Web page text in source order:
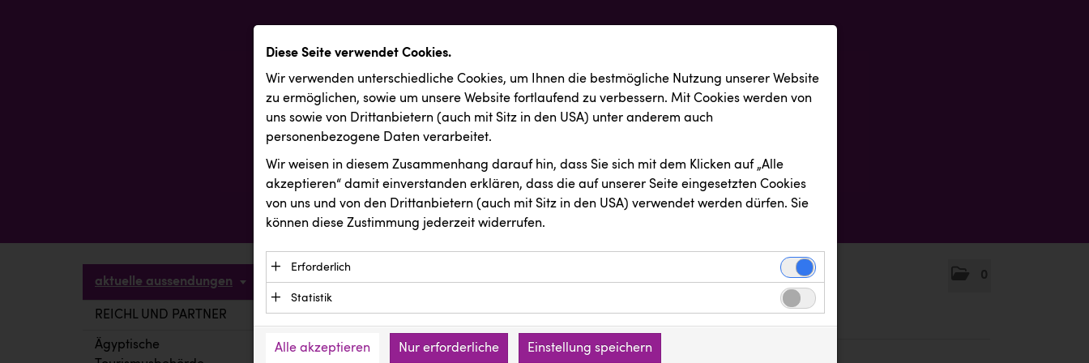
0
aktuelle aussendungen
REICHL UND PARTNER
Ägyptische
Diese Seite verwendet Cookies.
Wir verwenden unterschiedliche Cookies, um Ihnen die best­mögliche Nutzung unserer Website
zu ermöglichen, sowie um unsere Website fortlaufend zu verbessern. Mit Cookies werden von
uns sowie von Drittanbietern (auch mit Sitz in den USA) unter anderem auch
personenbezogene Daten verarbeitet.
Wir weisen in diesem Zusammenhang darauf hin, dass Sie sich mit dem Klicken auf „Alle
akzeptieren“ damit ein­ver­standen erklären, dass die auf unserer Seite eingesetzten Cookies
von uns und von den Drittanbietern (auch mit Sitz in den USA) verwendet werden dürfen. Sie
können diese Zustimmung jederzeit widerrufen.
Erforderlich
Essenzielle Cookies ermöglichen grundlegende Funktionen und sind für die einwandfreie
Funktion der Website erforderlich. Diese Cookies speichern keine personenbezogenen
Daten und werden an keine Dritten übermittelt.
Anbieter: Eigentümer der Website (Erstanbieter)
Statistik
verstehen, wie unsere Besucher unsere Website nutzen.
Alle akzeptieren Nur erforderliche Einstellung speichern